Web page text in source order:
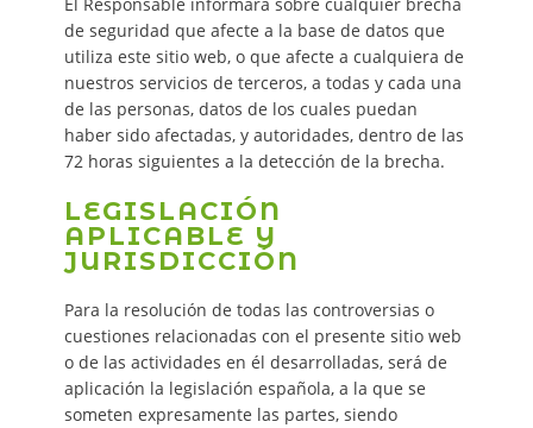
de seguridad que afecte a la base de datos que
utiliza este sitio web, o que afecte a cualquiera de
nuestros servicios de terceros, a todas y cada una
de las personas, datos de los cuales puedan
haber sido afectadas, y autoridades, dentro de las
72 horas siguientes a la detección de la brecha.
LEGISLACIÓN
APLICABLE Y
JURISDICCIÓN
Para la resolución de todas las controversias o
cuestiones relacionadas con el presente sitio web
o de las actividades en él desarrolladas, será de
aplicación la legislación española, a la que se
someten expresamente las partes, siendo